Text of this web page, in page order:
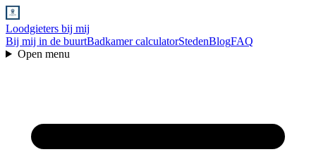
Loodgieters bij mij
Bij mij in de buurtBadkamer calculatorStedenBlogFAQ
Open menu